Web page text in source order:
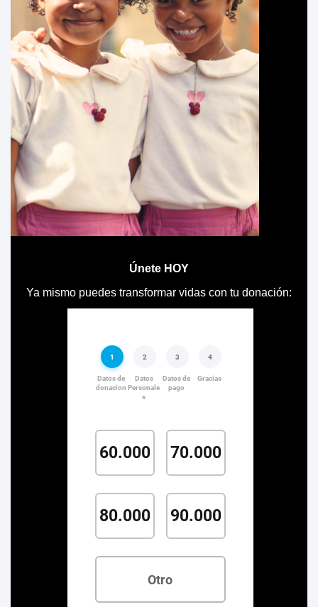
Únete HOY
Ya mismo puedes transformar vidas con tu donación: